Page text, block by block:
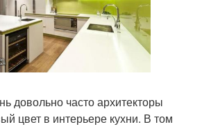
довольно часто архитекторы
цвет в интерьере кухни. В том